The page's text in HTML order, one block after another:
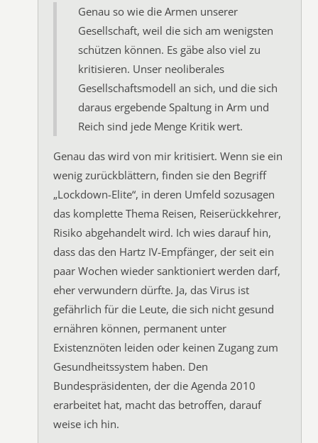
Genau so wie die Armen unserer
Gesellschaft, weil die sich am wenigsten
schützen können. Es gäbe also viel zu
kritisieren. Unser neoliberales
Gesellschaftsmodell an sich, und die sich
daraus ergebende Spaltung in Arm und
Reich sind jede Menge Kritik wert.
Genau das wird von mir kritisiert. Wenn sie ein
wenig zurückblättern, finden sie den Begriff
„Lockdown-Elite“, in deren Umfeld sozusagen
das komplette Thema Reisen, Reiserückkehrer,
Risiko abgehandelt wird. Ich wies darauf hin,
dass das den Hartz IV-Empfänger, der seit ein
paar Wochen wieder sanktioniert werden darf,
eher verwundern dürfte. Ja, das Virus ist
gefährlich für die Leute, die sich nicht gesund
ernähren können, permanent unter
Existenznöten leiden oder keinen Zugang zum
Gesundheitssystem haben. Den
Bundespräsidenten, der die Agenda 2010
erarbeitet hat, macht das betroffen, darauf
weise ich hin.